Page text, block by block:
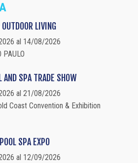
LIVING
al 14/08/2026
PAULO
AND SPA TRADE SHOW
al 21/08/2026
Coast Convention & Exhibition
SPA EXPO
al 12/09/2026